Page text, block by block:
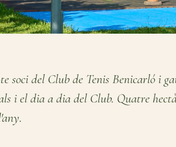
soci del Club de Tenis Benicarló i
i el dia a dia del Club. Quatre